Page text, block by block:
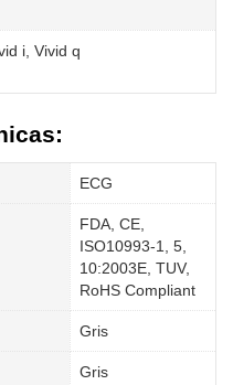
i, Vivid q
ECG
FDA, CE,
ISO10993-1, 5,
10:2003E, TUV,
RoHS Compliant
Gris
Gris